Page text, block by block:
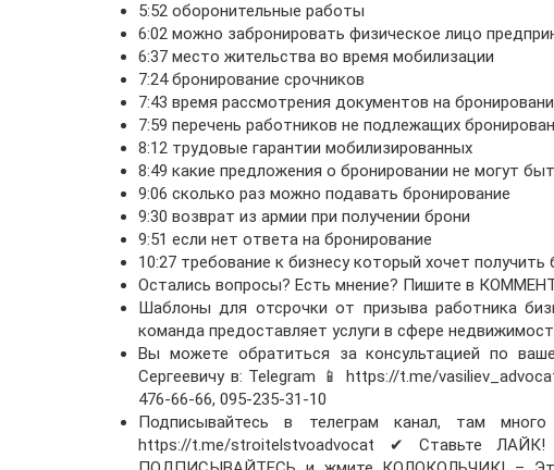
5:52 оборонительные работы
6:02 можно забронировать физическое лицо
6:37 место жительства во время мобилизации
7:24 бронирование срочников
7:43 время рассмотрения документов на
7:59 перечень работников не подлежащих
8:12 трудовые гарантии мобилизированных
8:49 какие предложения о бронировании не могут
9:06 сколько раз можно подавать бронирование
9:30 возврат из армии при получении брони
9:51 если нет ответа на бронирование
10:27 требование к бизнесу который хочет получить
Остались вопросы? Есть мнение? Пишите в
Шаблоны для отсрочки от призыва работника
команда предоставляет услуги в сфере
Вы можете обратиться за консультацией по
Сергеевичу в: Telegram 📱 https://t.me/
476-66-66, 095-235-31-10
Подписывайтесь в телеграм канал, там
https://t.me/stroitelstvoadvocat ✔ Ставьте